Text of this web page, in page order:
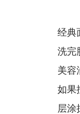
经典
洗完
美容
如果
层涂